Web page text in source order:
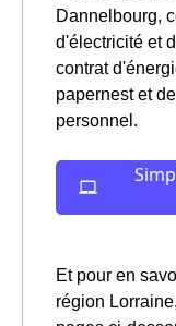
Dannelbourg,
d'électricité et
contrat
papernest et
personnel.
Et pour en
région